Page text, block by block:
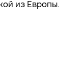
из Европы.